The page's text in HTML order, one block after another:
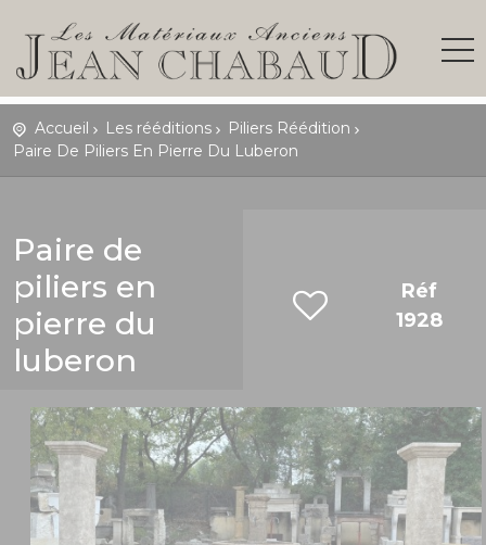
Accueil Les rééditions
Piliers Réédition
Paire De Piliers En Pierre Du Luberon
Paire de
piliers en
pierre du
luberon
Réf
1928